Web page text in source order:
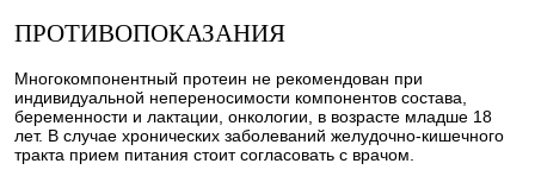
ПРОТИВОПОКАЗАНИЯ
Многокомпонентный протеин не рекомендован при
индивидуальной непереносимости компонентов состава,
беременности и лактации, онкологии, в возрасте младше 18
лет. В случае хронических заболеваний желудочно-кишечного
тракта прием питания стоит согласовать с врачом.